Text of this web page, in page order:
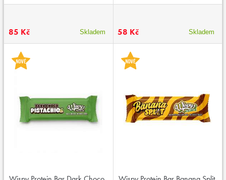
85 Kč Skladem 58 Kč Skladem